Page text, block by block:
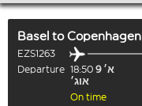
Basel toCopenhagen
EZS1263
Departure 18:50 א׳ 9
אוג׳
On time